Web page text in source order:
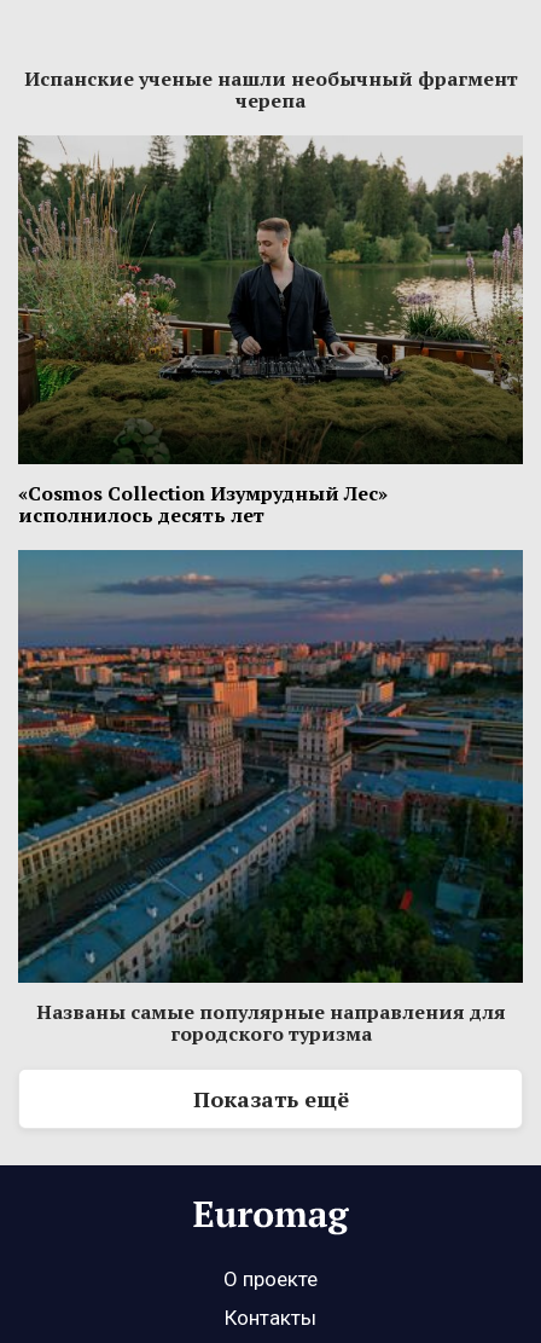
Испанские ученые нашли необычный фрагмент
черепа
«Cosmos Collection Изумрудный Лес»
исполнилось десять лет
Названы самые популярные направления для
городского туризма
Показать ещё
О проекте
Контакты